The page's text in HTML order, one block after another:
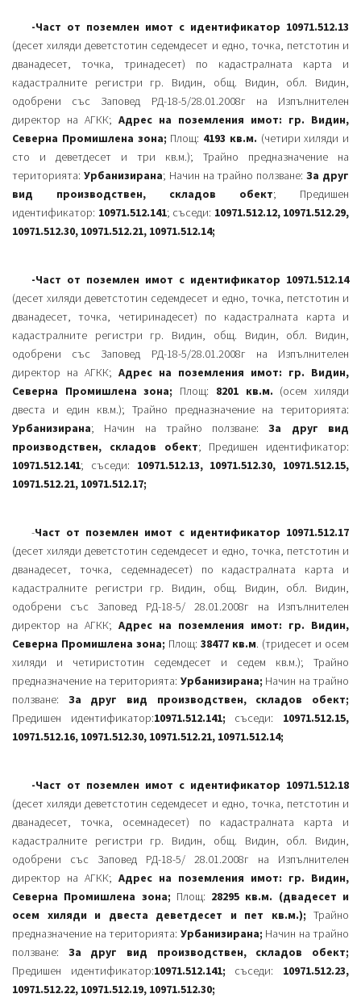
-Част от поземлен имот с идентификатор 10971.512.13
(десет хиляди деветстотин седемдесет и едно, точка, петстотин и
дванадесет, точка, тринадесет) по кадастралната карта и
кадастралните регистри гр. Видин, общ. Видин, обл. Видин,
одобрени със Заповед РД-18-5/28.01.2008г на Изпълнителен
директор на АГКК; Адрес на поземления имот: гр. Видин,
Северна Промишлена зона; Площ: 4193 кв.м. (четири хиляди и
сто и деветдесет и три кв.м.); Трайно предназначение на
територията: Урбанизирана; Начин на трайно ползване:За друг
вид производствен, складов обект; Предишен
идентификатор: 10971.512.141; съседи: 10971.512.12, 10971.512.29,
10971.512.30, 10971.512.21, 10971.512.14;
-Част от поземлен имот с идентификатор 10971.512.14
(десет хиляди деветстотин седемдесет и едно, точка, петстотин и
дванадесет, точка, четиринадесет) по кадастралната карта и
кадастралните регистри гр. Видин, общ. Видин, обл. Видин,
одобрени със Заповед РД-18-5/28.01.2008г на Изпълнителен
директор на АГКК; Адрес на поземления имот: гр. Видин,
Северна Промишлена зона; Площ: 8201 кв.м. (осем хиляди
двеста и един кв.м.); Трайно предназначение на територията:
Урбанизирана; Начин на трайно ползване:За друг вид
производствен, складов обект; Предишен идентификатор:
10971.512.141; съседи: 10971.512.13, 10971.512.30, 10971.512.15,
10971.512.21, 10971.512.17;
-Част от поземлен имот с идентификатор 10971.512.17
(десет хиляди деветстотин седемдесет и едно, точка, петстотин и
дванадесет, точка, седемнадесет) по кадастралната карта и
кадастралните регистри гр. Видин, общ. Видин, обл. Видин,
одобрени със Заповед РД-18-5/ 28.01.2008г на Изпълнителен
директор на АГКК; Адрес на поземления имот: гр. Видин,
Северна Промишлена зона; Площ: 38477 кв.м. (тридесет и осем
хиляди и четиристотин седемдесет и седем кв.м.); Трайно
предназначение на територията: Урбанизирана; Начин на трайно
ползване: За друг вид производствен, складов обект;
Предишен идентификатор:10971.512.141; съседи: 10971.512.15,
10971.512.16, 10971.512.30, 10971.512.21, 10971.512.14;
-Част от поземлен имот с идентификатор 10971.512.18
(десет хиляди деветстотин седемдесет и едно, точка, петстотин и
дванадесет, точка, осемнадесет) по кадастралната карта и
кадастралните регистри гр. Видин, общ. Видин, обл. Видин,
одобрени със Заповед РД-18-5/ 28.01.2008г на Изпълнителен
директор на АГКК; Адрес на поземления имот: гр. Видин,
Северна Промишлена зона; Площ: 28295 кв.м. (двадесет и
осем хиляди и двеста деветдесет и пет кв.м.); Трайно
предназначение на територията: Урбанизирана; Начин на трайно
ползване: За друг вид производствен, складов обект;
Предишен идентификатор:10971.512.141; съседи: 10971.512.23,
10971.512.22, 10971.512.19, 10971.512.30;